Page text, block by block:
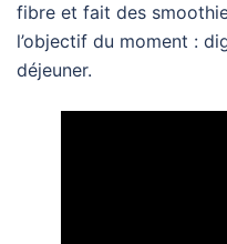
fibre et fait des
l’objectif du moment :
déjeuner.